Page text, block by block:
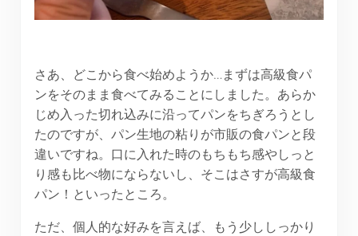
さあ、どこから食べ始めようか…まずは高級食パ
ンをそのまま食べてみることにしました。あらか
じめ入った切れ込みに沿ってパンをちぎろうとし
たのですが、パン生地の粘りが市販の食パンと段
違いですね。口に入れた時のもちもち感やしっと
り感も比べ物にならないし、そこはさすが高級食
パン！といったところ。
ただ、個人的な好みを言えば、もう少ししっかり